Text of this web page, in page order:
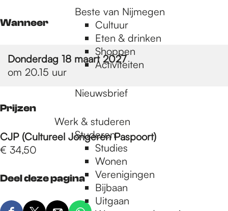
Beste van Nijmegen
Cultuur
Eten & drinken
Shoppen
Activiteiten
Nieuwsbrief
Werk & studeren
Studeren
Studies
Wonen
Verenigingen
Bijbaan
Uitgaan
Wanneer
Donderdag 18 maart 2027
om 20.15 uur
Prijzen
CJP (Cultureel Jongeren Paspoort)
€ 34,50
Deel deze pagina